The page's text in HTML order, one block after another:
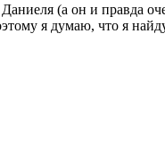
(а он и правда
я думаю, что я